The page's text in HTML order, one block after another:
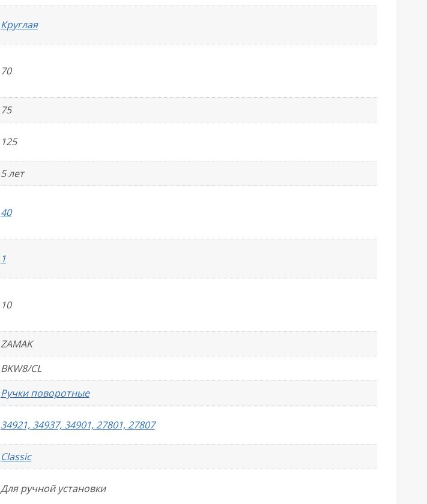
Круглая
70
75
125
5 лет
40
1
10
ZAMAK
BKW8/CL
Ручки поворотные
34921, 34937, 34901, 27801, 27807
Classic
Для ручной установки